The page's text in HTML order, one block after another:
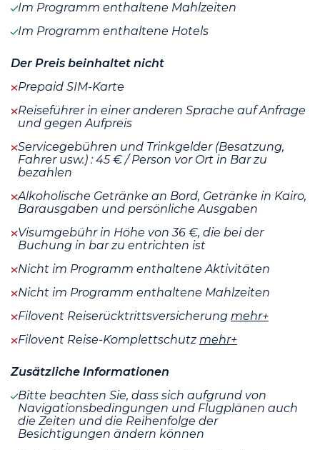
Im Programm enthaltene Mahlzeiten
Im Programm enthaltene Hotels
Der Preis beinhaltet nicht
Prepaid SIM-Karte
Reiseführer in einer anderen Sprache auf Anfrage
und gegen Aufpreis
Servicegebühren und Trinkgelder (Besatzung,
Fahrer usw.) : 45 € / Person vor Ort in Bar zu
bezahlen
Alkoholische Getränke an Bord, Getränke in Kairo,
Barausgaben und persönliche Ausgaben
Visumgebühr in Höhe von 36 €, die bei der
Buchung in bar zu entrichten ist
Nicht im Programm enthaltene Aktivitäten
Nicht im Programm enthaltene Mahlzeiten
Filovent Reiserücktrittsversicherung mehr+
Filovent Reise-Komplettschutzmehr+
Zusätzliche Informationen
Bitte beachten Sie, dass sich aufgrund von
Navigationsbedingungen und Flugplänen auch
die Zeiten und die Reihenfolge der
Besichtigungen ändern können